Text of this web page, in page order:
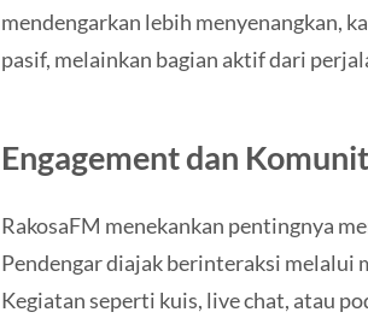
mendengarkan lebih menyenangkan,
pasif, melainkan bagian aktif dari
Engagement dan
RakosaFM menekankan pentingnya
Pendengar diajak berinteraksi melalui
Kegiatan seperti kuis, live chat, atau